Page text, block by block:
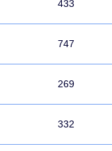
433
747
269
332